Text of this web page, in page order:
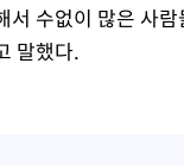
서 수없이 많은 사
말했다.